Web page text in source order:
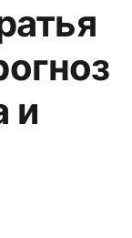
и